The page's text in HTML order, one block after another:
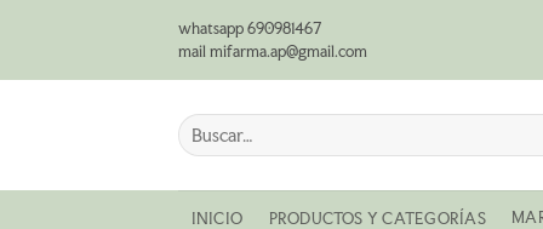
contenido
whatsapp 690981467
mail mifarma.ap@gmail.com
Buscar
por:
INICIO PRODUCTOS Y CATEGORÍAS